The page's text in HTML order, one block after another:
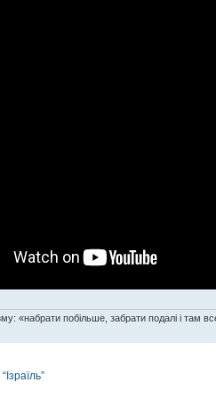
«набрати побільше, забрати подалі і там